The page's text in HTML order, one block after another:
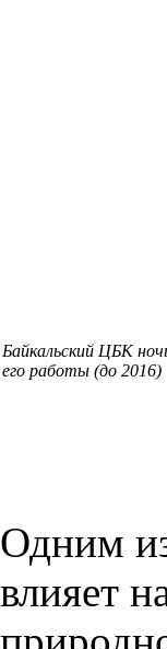
Байкальский ЦБК
его работы (до 2016)
Одним
влияет